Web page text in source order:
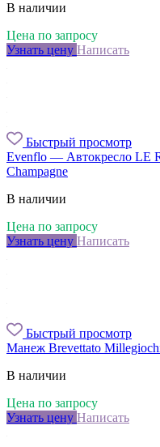
В наличии
Цена по запросу
Узнать цену Написать
Быстрый просмотр
Evenflo — Автокресло LE
Champagne
В наличии
Цена по запросу
Узнать цену Написать
Быстрый просмотр
Манеж Brevettato
В наличии
Цена по запросу
Узнать цену Написать